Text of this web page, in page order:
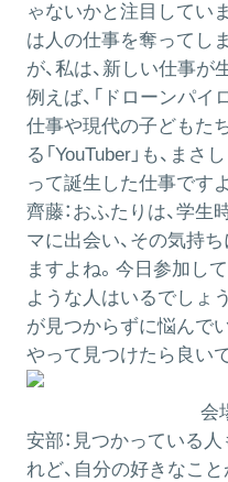
ゃないかと注目してい
は人の仕事を奪ってし
が、私は、新しい仕事が
例えば、「ドローンパイ
仕事や現代の子どもた
る「YouTuber」も、ま
って誕生した仕事ですよ
齊藤： おふたりは、学生
マに出会い、その気持
ますよね。今日参加し
ような人はいるでしょ
が見つからずに悩んで
やって見つけたら良い
会
安部： 見つかっている
れど、自分の好きなこ